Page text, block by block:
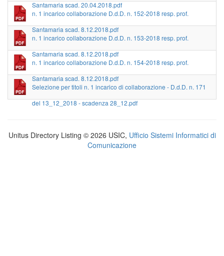
Santamaria scad. 20.04.2018.pdf
n. 1 incarico collaborazione D.d.D. n. 152-2018 resp. prof.
Santamaria scad. 8.12.2018.pdf
n. 1 incarico collaborazione D.d.D. n. 153-2018 resp. prof.
Santamaria scad. 8.12.2018.pdf
n. 1 incarico collaborazione D.d.D. n. 154-2018 resp. prof.
Santamaria scad. 8.12.2018.pdf
Selezione per titoli n. 1 incarico di collaborazione - D.d.D. n. 171
del 13_12_2018 - scadenza 28_12.pdf
Unitus Directory Listing © 2026 USIC, Ufficio Sistemi Informatici di
Comunicazione